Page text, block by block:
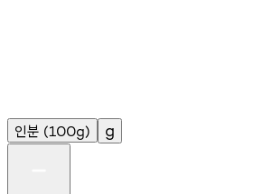
인분 (100g) g